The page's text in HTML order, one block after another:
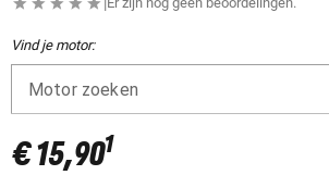
|
Vind je motor:
Motor zoeken
€ 15,901